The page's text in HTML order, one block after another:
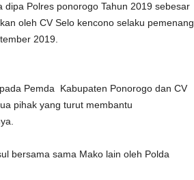
Polres ponorogo Tahun 2019 sebesar
oleh CV Selo kencono selaku pemenang
2019.
Pemda Kabupaten Ponorogo dan CV
pihak yang turut membantu
bersama sama Mako lain oleh Polda